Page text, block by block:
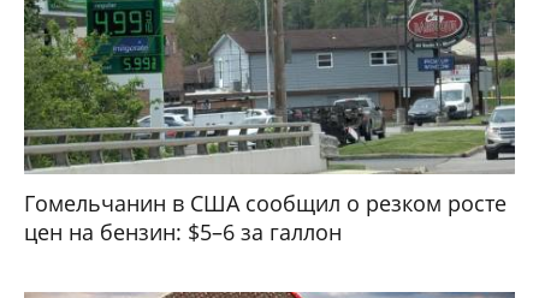
Гомельчанин в США сообщил о резком росте
цен на бензин: $5–6 за галлон